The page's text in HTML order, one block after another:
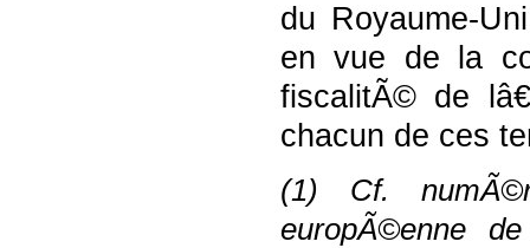
du Royaume-
en vue de la
fiscalitÃ© de
chacun de ces
(1) Cf.
europÃ©enne